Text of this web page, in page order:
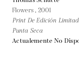
Flowers , 2001
Print De Edición
Punta Seca
Actualemente No